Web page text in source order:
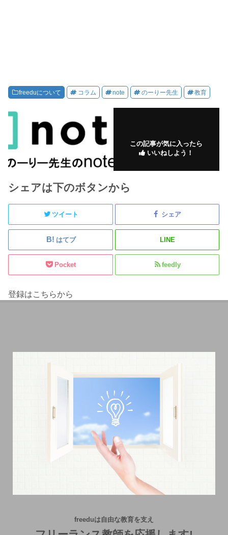
freeduについて コラム note のーりー先生 教育
この記事が気に入ったら
いいねしよう！
シェアは下のボタンから
ツイート シェア
はてブ LINE
Pocket feedly
登録はこちらから
freeduは自由な教育を支え